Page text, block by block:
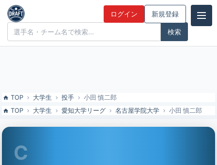
小田 慎二郎（名古屋学院大）の特徴とドラフト評価 | ドラフト候補と
みんなの評価
ドラフト候補とみんなの評価 ログイン 新規登録
TOP 大学生 投手
小田 慎二郎
TOP
大学生 愛知大学リーグ 名古屋学院大学 小田 慎二郎
C